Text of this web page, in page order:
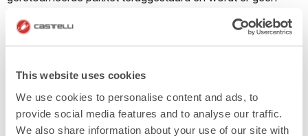
This website uses cookies
We use cookies to personalise content and ads, to
provide social media features and to analyse our traffic.
We also share information about your use of our site with
Waar is mijn retourzending?
Het is mogelijk om de verzendstatus van een retourzending
te volgen via de website van de koerier die de service